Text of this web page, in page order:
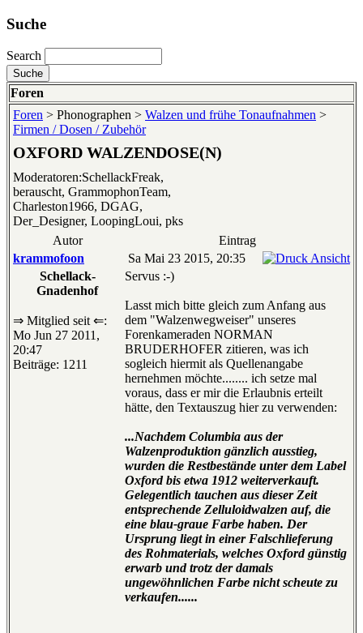
Suche
Search
Foren
Foren > Phonographen > Walzen und frühe Tonaufnahmen >
Firmen / Dosen / Zubehör
OXFORD WALZENDOSE(N)
Moderatoren:SchellackFreak,
berauscht, GrammophonTeam,
Charleston1966, DGAG,
Der_Designer, LoopingLoui, pks
Autor
Eintrag
krammofoon
Sa Mai 23 2015, 20:35
Schellack-
Gnadenhof
⇒ Mitglied seit ⇐:
Mo Jun 27 2011,
20:47
Beiträge: 1211
Servus :-)
Lasst mich bitte gleich zum Anfang aus
dem "Walzenwegweiser" unseres
Forenkameraden NORMAN
BRUDERHOFER zitieren, was ich
sogleich hiermit als Quellenangabe
hernehmen möchte........ ich setze mal
voraus, dass er mir die Erlaubnis erteilt
hätte, den Textauszug hier zu verwenden:
...Nachdem Columbia aus der
Walzenproduktion gänzlich ausstieg,
wurden die Restbestände unter dem Label
Oxford bis etwa 1912 weiterverkauft.
Gelegentlich tauchen aus dieser Zeit
entsprechende Zelluloidwalzen auf, die
eine blau-graue Farbe haben. Der
Ursprung liegt in einer Falschlieferung
des Rohmaterials, welches Oxford günstig
erwarb und trotz der damals
ungewöhnlichen Farbe nicht scheute zu
verkaufen......